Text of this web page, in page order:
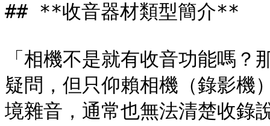
## **收音器材類型簡介**
「相機不是就有收音功能嗎
疑問，但只仰賴相機（錄影機
境雜音，通常也無法清楚收錄